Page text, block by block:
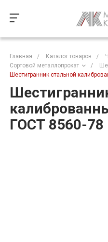
Главная / Каталог товаров /
Сортовой металлопрокат
/
Шестигранник стальной
ГОСТ 8560-78